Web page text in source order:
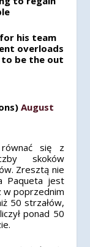
his team
overloads
be the out
August
się z
skoków
Zresztą nie
Paqueta jest
w poprzednim
50 strzałów,
ponad 50